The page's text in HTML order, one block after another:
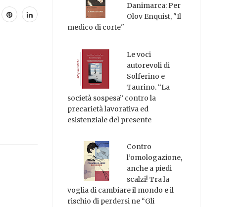
Danimarca: Per
Olov Enquist, "Il
medico di corte"
Le voci
autorevoli di
Solferino e
Taurino. “La
società sospesa” contro la
precarietà lavorativa ed
esistenziale del presente
Contro
l’omologazione,
anche a piedi
scalzi! Tra la
voglia di cambiare il mondo e il
rischio di perdersi ne “Gli